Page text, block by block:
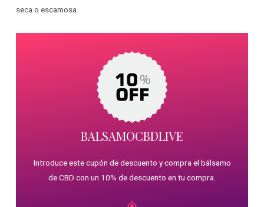
seca o escamosa.
BALSAMOCBDLIVE
Introduce este cupón de descuento y compra el bálsamo
de CBD con un 10% de descuento en tu compra.